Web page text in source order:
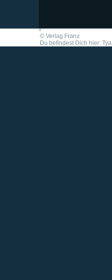
© Verlag Franz
Du befindest Dich hier: